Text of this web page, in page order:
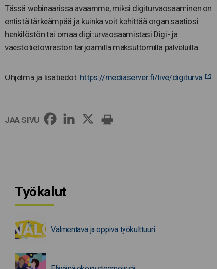
Tässä webinaarissa avaamme, miksi digiturvaosaaminen on
entistä tärkeämpää ja kuinka voit kehittää organisaatiosi
henkilöstön tai omaa digiturvaosaamistasi Digi- ja
väestötietoviraston tarjoamilla maksuttomilla palveluilla.
Ohjelma ja lisätiedot: https://mediaserver.fi/live/digiturva
JAA SIVU
Työkalut
Valmentava ja oppiva työkulttuuri